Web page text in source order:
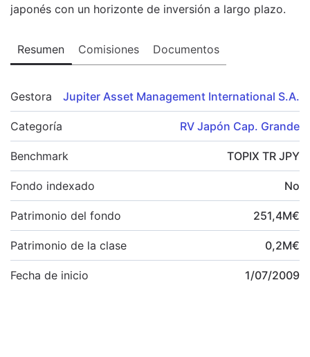
japonés con un horizonte de inversión a largo plazo.
Resumen Comisiones Documentos
Gestora Jupiter Asset Management International S.A.
Categoría RV Japón Cap. Grande
Benchmark TOPIX TR JPY
Fondo indexado No
Patrimonio del fondo 251,4M€
Patrimonio de la clase 0,2M€
Fecha de inicio 1/07/2009